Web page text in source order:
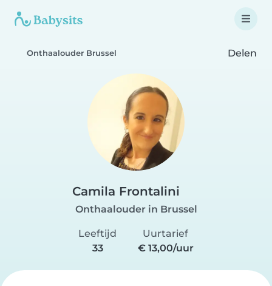
Onthaalouder Brussel Delen
Camila Frontalini
Onthaalouder in Brussel
Leeftijd
33
Uurtarief
€ 13,00/uur